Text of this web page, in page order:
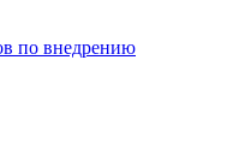
по внедрению